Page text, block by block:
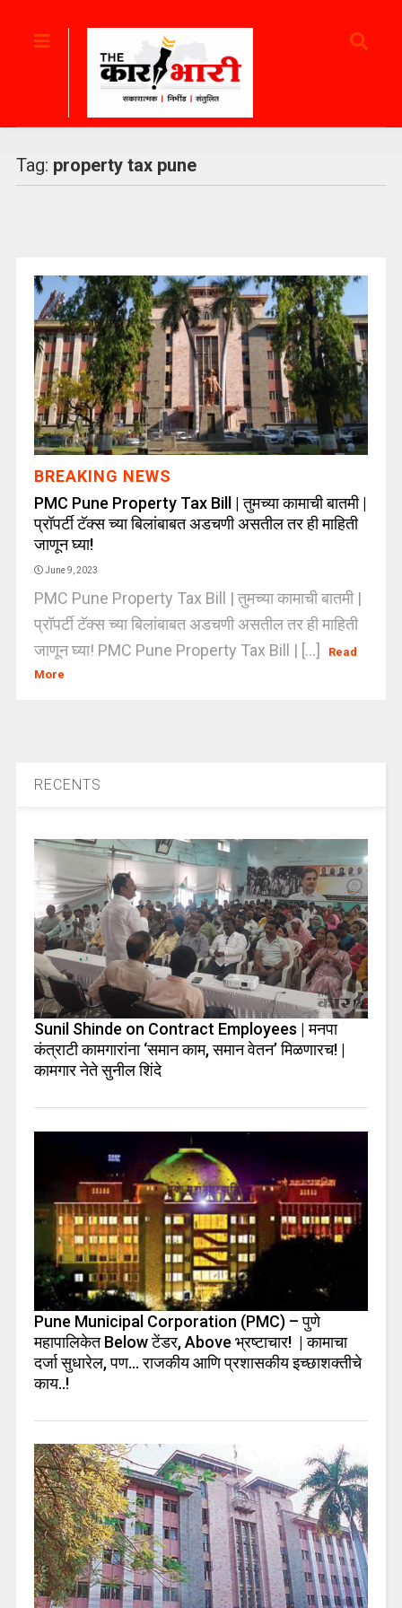
Tag: property tax pune
BREAKING NEWS
PMC Pune Property Tax Bill | तुमच्या कामाची बातमी |
प्रॉपर्टी टॅक्स च्या बिलांबाबत अडचणी असतील तर ही माहिती
जाणून घ्या!
June 9, 2023
PMC Pune Property Tax Bill | तुमच्या कामाची बातमी |
प्रॉपर्टी टॅक्स च्या बिलांबाबत अडचणी असतील तर ही माहिती
जाणून घ्या! PMC Pune Property Tax Bill | [...]
Read
More
RECENTS
Sunil Shinde on Contract Employees | मनपा
कंत्राटी कामगारांना ‘समान काम, समान वेतन’ मिळणारच! |
कामगार नेते सुनील शिंदे
Pune Municipal Corporation (PMC) – पुणे
महापालिकेत Below टेंडर, Above भ्रष्टाचार! | कामाचा
दर्जा सुधारेल, पण… राजकीय आणि प्रशासकीय इच्छाशक्तीचे
काय..!